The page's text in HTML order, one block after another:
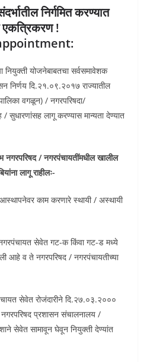
निर्गमित करण्यात
एकत्रिकरण !
नियुक्ती योजनेबाबतचा सर्वसमावेशक
दि.२१.०९.२०१७ राज्यातील
वगळून) / नगरपरिषदा/
सुधारणांसह लागू करण्यास मान्यता देण्यात
/ नगरपंचायतींमधील खालील
लागू राहीलः-
काम करणारे स्थायी / अस्थायी
नगरपंचायत सेवेत गट-क किंवा गट-ड मध्ये
आहे व ते नगरपरिषद / नगरपंचायतीच्या
सेवेत रोजंदारीने दि.२७.०३.२०००
नगरपरिषद प्रशासन संचालनालय /
सेवेत सामावून घेवून नियुक्ती देण्यांत